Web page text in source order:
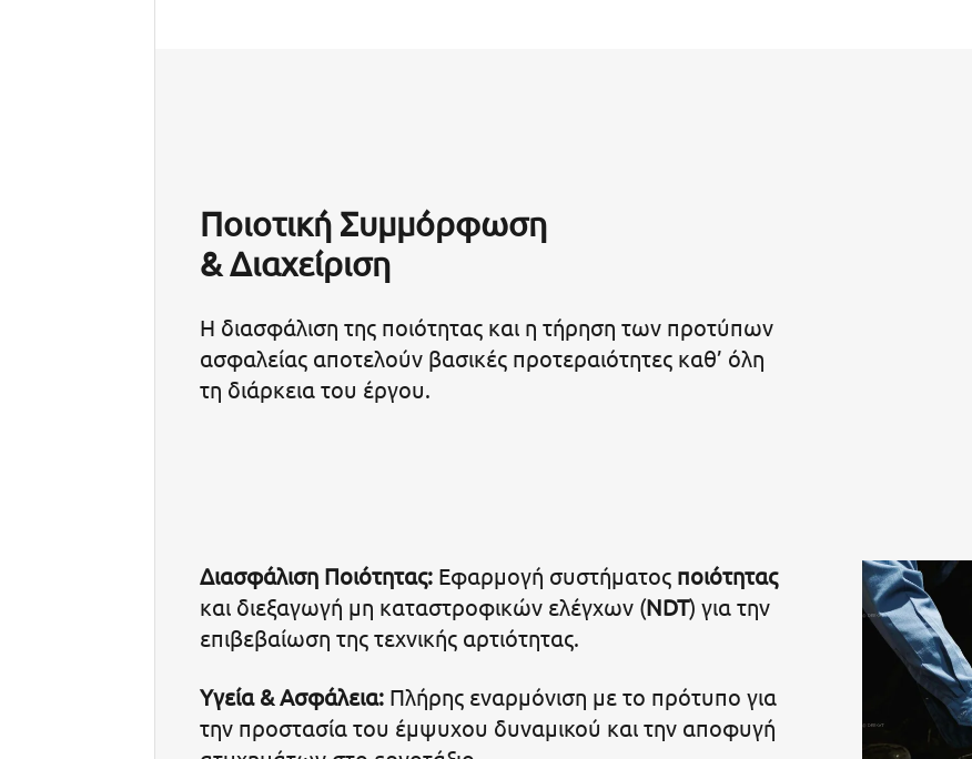
Ποιοτική Συμμόρφωση
& Διαχείριση
Η διασφάλιση της ποιότητας και η τήρηση των προτύπων
ασφαλείας αποτελούν βασικές προτεραιότητες καθ’ όλη
τη διάρκεια του έργου.
Διασφάλιση Ποιότητας: Εφαρμογή συστήματος ποιότητας
και διεξαγωγή μη καταστροφικών ελέγχων (NDT) για την
επιβεβαίωση της τεχνικής αρτιότητας.
Υγεία & Ασφάλεια: Πλήρης εναρμόνιση με το πρότυπο για
την προστασία του έμψυχου δυναμικού και την αποφυγή